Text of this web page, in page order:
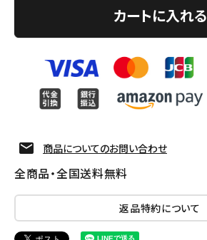
カートに入れる
商品についてのお問い合わせ
全商品・全国送料無料
返品特約について